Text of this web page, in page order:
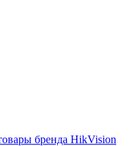
бренда HikVision